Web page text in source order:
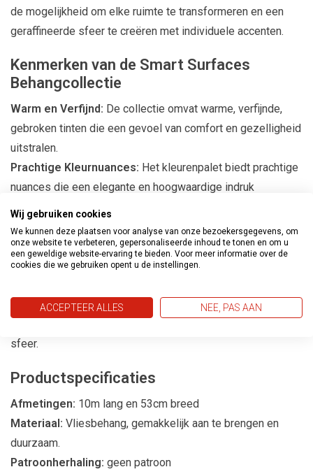
de mogelijkheid om elke ruimte te transformeren en een
geraffineerde sfeer te creëren met individuele accenten.
Kenmerken van de Smart Surfaces
Behangcollectie
Warm en Verfijnd: De collectie omvat warme, verfijnde,
gebroken tinten die een gevoel van comfort en gezelligheid
uitstralen.
Prachtige Kleurnuances: Het kleurenpalet biedt prachtige
nuances die een elegante en hoogwaardige indruk
achterlaten.
Natuurlijke Texturen:De unieke uitstraling wordt
gecreëerd door grassen, bladeren en structuren van vezels,
grassen en jute.
slaapkamer of kantoor is, dit behang geeft elke kamer een
sfeer.
Productspecificaties
Afmetingen: 10m lang en 53cm breed
Materiaal: Vliesbehang, gemakkelijk aan te brengen en
duurzaam.
Patroonherhaling: geen patroon
Wij gebruiken cookies
We kunnen deze plaatsen voor analyse van onze bezoekersgegevens, om
onze website te verbeteren, gepersonaliseerde inhoud te tonen en om u
een geweldige website-ervaring te bieden. Voor meer informatie over de
cookies die we gebruiken opent u de instellingen.
ACCEPTEER ALLES NEE, PAS AAN